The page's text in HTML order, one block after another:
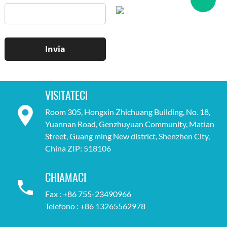
VISITATECI
Room 305, Hongxin Zhichuang Building, No. 18,
Yuannan Road, Genzhuyuan Community, Matian
Street, Guang ming New district, Shenzhen City,
China ZIP: 518106
CHIAMACI
Fax : +86 755-23490966
Telefono : +86 13265562978